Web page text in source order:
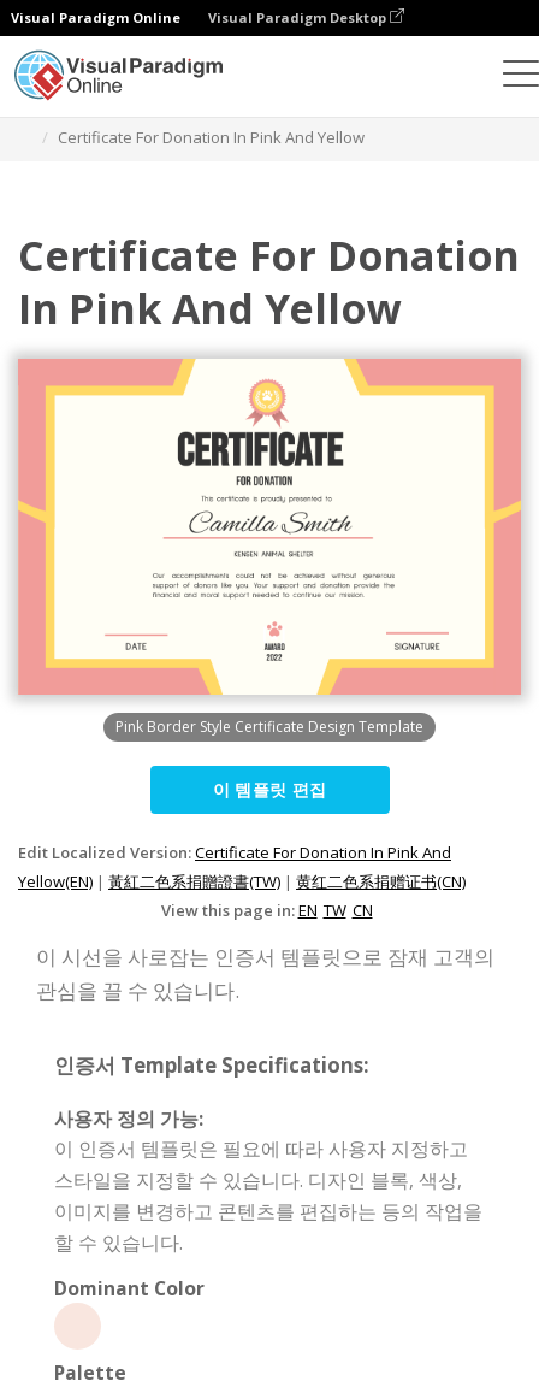
Visual Paradigm Online Visual Paradigm Desktop
Certificate For Donation In Pink And Yellow
Certificate For Donation
In Pink And Yellow
Pink Border Style Certificate Design Template
이 템플릿 편집
Edit Localized Version:Certificate For Donation In Pink And
Yellow(EN) | 黃紅二色系捐贈證書(TW) | 黄红二色系捐赠证书(CN)
View this page in:EN TW CN
이 시선을 사로잡는 인증서 템플릿으로 잠재 고객의
관심을 끌 수 있습니다.
인증서 Template Specifications:
사용자 정의 가능:
이 인증서 템플릿은 필요에 따라 사용자 지정하고
스타일을 지정할 수 있습니다. 디자인 블록, 색상,
이미지를 변경하고 콘텐츠를 편집하는 등의 작업을
할 수 있습니다.
Dominant Color
Palette